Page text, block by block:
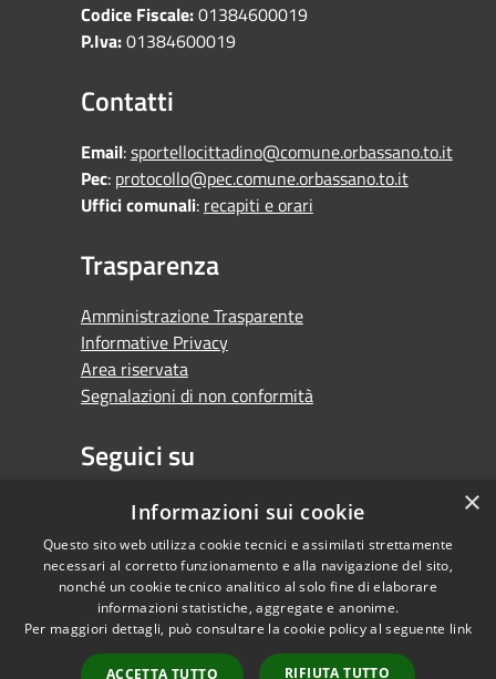
Codice Fiscale:01384600019
P.Iva:01384600019
Contatti
Email:sportellocittadino@comune.orbassano.to.it
Pec: protocollo@pec.comune.orbassano.to.it
Uffici comunali: recapiti e orari
Trasparenza
Amministrazione Trasparente
Informative Privacy
Area riservata
Segnalazioni di non conformità
Seguici su
FacebookYoutubeWhatsapp
RSS
Accessibilità
Privacy
Copyright © 2026 •
Comune di Orbassano •
Powered by
×
Informazioni sui cookie
Questo sito web utilizza cookie tecnici e assimilati strettamente
necessari al corretto funzionamento e alla navigazione del sito,
nonché un cookie tecnico analitico al solo fine di elaborare
informazioni statistiche, aggregate e anonime.
Per maggiori dettagli, può consultare la cookie policy al seguente link
ACCETTA TUTTO RIFIUTA TUTTO